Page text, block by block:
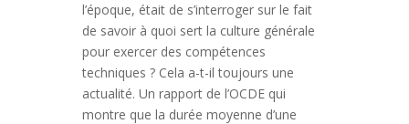
l’époque, était de s’interroger sur le fait
de savoir à quoi sert la culture générale
pour exercer des compétences
techniques ? Cela a-t-il toujours une
actualité. Un rapport de l’OCDE qui
montre que la durée moyenne d’une